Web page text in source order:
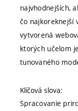
najvhodnejších,
čo najkoreknejší
vytvorená
ktorých učelom
tunovaného
Klíčová slova:
Spracovanie